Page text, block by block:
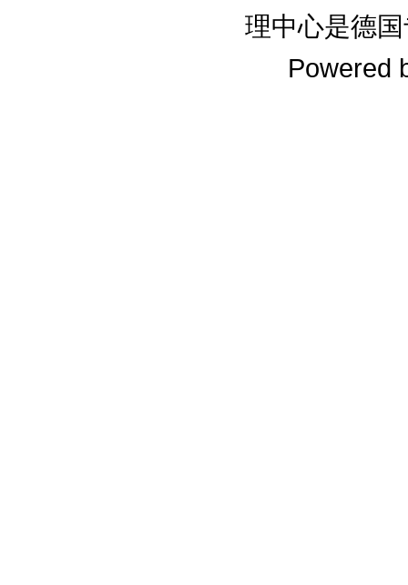
理中心是德
Powered